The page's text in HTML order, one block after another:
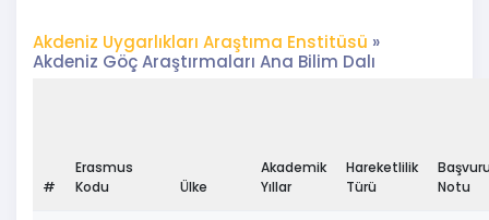
Akdeniz Uygarlıkları Araştıma Enstitüsü »
Akdeniz Göç Araştırmaları Ana Bilim Dalı
#
Erasmus
Kodu
Ülke
Akademik
Yıllar
Hareketlilik
Türü
Notu